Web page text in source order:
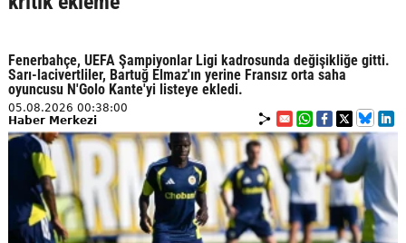
Fenerbahçe, UEFA Şampiyonlar Ligi kadrosunda değişikliğe gitti.
Sarı-lacivertliler, Bartuğ Elmaz'ın yerine Fransız orta saha
oyuncusu N'Golo Kante'yi listeye ekledi.
05.08.2026 00:38:00
Haber Merkezi